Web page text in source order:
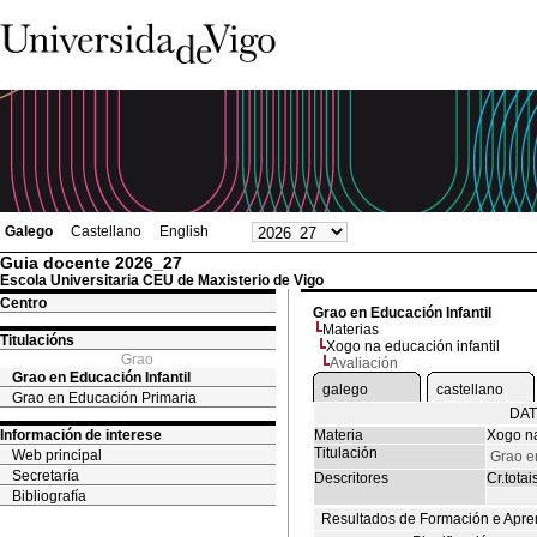
Galego Castellano English
Guia docente 2026_27
Escola Universitaria CEU de Maxisterio de Vigo
Centro
Titulacións
Grao
Grao en Educación Infantil
Grao en Educación Primaria
Información de interese
Web principal
Secretaría
Bibliografía
Grao en Educación Infantil
Materias
Xogo na educación infantil
Avaliación
galego
castellano
Materia
Xogo
Titulación
Grao
Descritores
Resultados de Formación e